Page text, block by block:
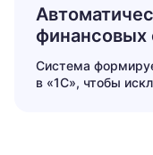
финансовых
Система
в «1С», чтобы